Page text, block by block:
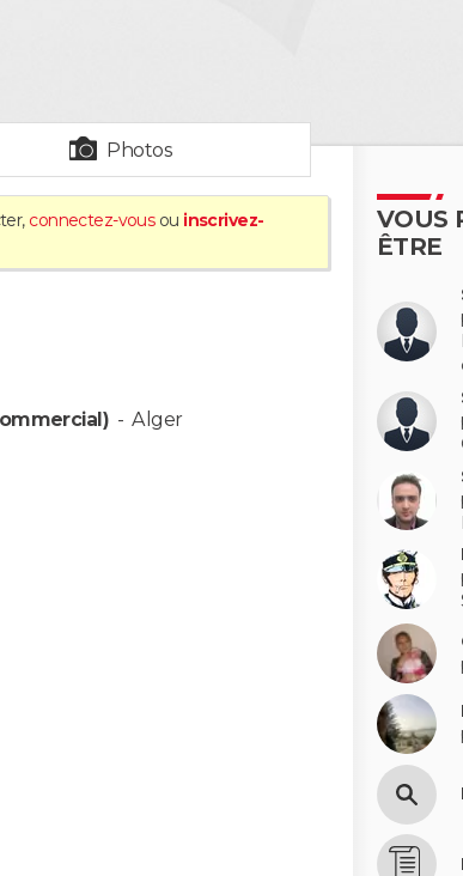
Photos
connectez-vousou inscrivez-
-Alger
VOUS
ÊTRE